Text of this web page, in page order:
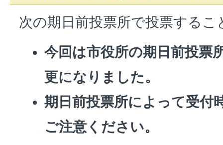
次の期日前投票所で投票するこ
今回は市役所の期日前投票
更になりました。
期日前投票所によって受付
ご注意ください。